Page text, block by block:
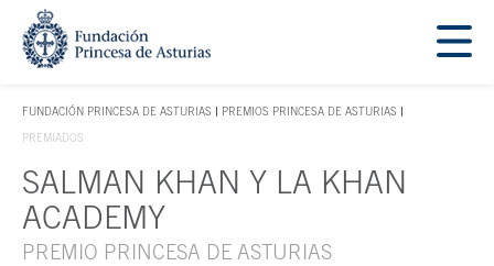
Saltar navegación. Ir directamente al contenido principal
FUNDACIÓN PRINCESA DE ASTURIAS
TECLA DE ACCESO 1
PREMIOS PRINCESA DE ASTURIAS
PREMIADOS
Contenido principal
SALMAN KHAN Y LA KHAN
ACADEMY
PREMIO PRINCESA DE ASTURIAS